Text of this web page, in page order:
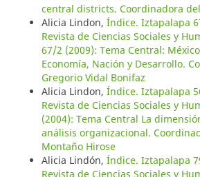
central districts. Coordinadora
Alicia Lindon, Índice. Iztapalapa
Revista de Ciencias Sociales y
67/2 (2009): Tema Central:
Economía, Nación y Desarrollo.
Gregorio Vidal Bonifaz
Alicia Lindon, Índice. Iztapalapa
Revista de Ciencias Sociales y
(2004): Tema Central La
análisis organizacional.
Montaño Hirose
Alicia Lindón, Índice. Iztapalapa
Revista de Ciencias Sociales y